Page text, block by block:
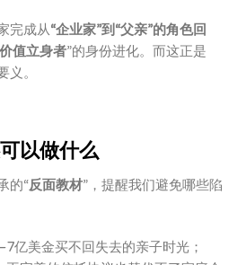
完成从“企业家”到“父亲”的角色回
价值立身者”的身份进化。而这正是
义。
以做什么
的“反面教材”，提醒我们避免哪些陷
亿美金买不回失去的亲子时光；